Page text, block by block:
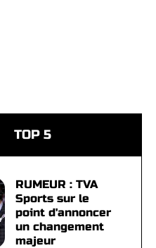
TOP 5
RUMEUR : TVA
Sports sur le
point d'annoncer
un changement
majeur